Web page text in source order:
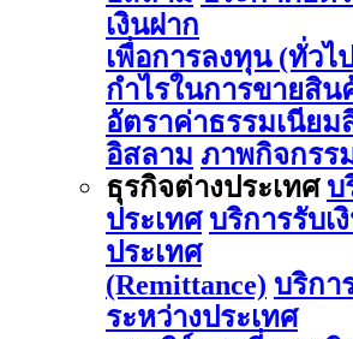
เงินฝาก
เพื่อการลงทุน (ทั่วไ
กำไรในการขายสิน
อัตราค่าธรรมเนียม
อิสลาม ภาพกิจกรร
ธุรกิจต่างประเทศ บ
ประเทศ บริการรับเ
ประเทศ
(Remittance) บริกา
ระหว่างประเทศ